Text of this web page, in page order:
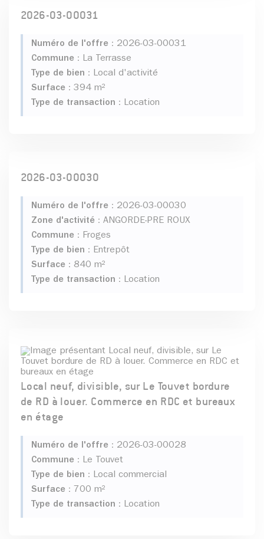
2026-03-00031
Numéro de l'offre : 2026-03-00031
Commune : La Terrasse
Type de bien : Local d'activité
Surface : 394 m²
Type de transaction : Location
2026-03-00030
Numéro de l'offre : 2026-03-00030
Zone d'activité : ANGORDE-PRE ROUX
Commune : Froges
Type de bien : Entrepôt
Surface : 840 m²
Type de transaction : Location
Local neuf, divisible, sur Le Touvet bordure
de RD à louer. Commerce en RDC et bureaux
en étage
Numéro de l'offre : 2026-03-00028
Commune : Le Touvet
Type de bien : Local commercial
Surface : 700 m²
Type de transaction : Location